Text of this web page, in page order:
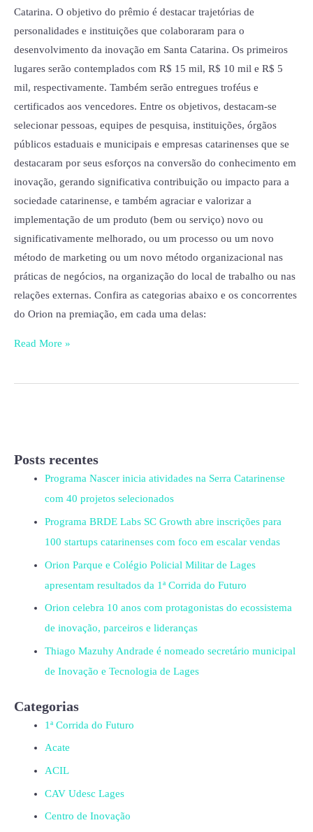
Catarina. O objetivo do prêmio é destacar trajetórias de
personalidades e instituições que colaboraram para o
desenvolvimento da inovação em Santa Catarina. Os primeiros
lugares serão contemplados com R$ 15 mil, R$ 10 mil e R$ 5
mil, respectivamente. Também serão entregues troféus e
certificados aos vencedores. Entre os objetivos, destacam-se
selecionar pessoas, equipes de pesquisa, instituições, órgãos
públicos estaduais e municipais e empresas catarinenses que se
destacaram por seus esforços na conversão do conhecimento em
inovação, gerando significativa contribuição ou impacto para a
sociedade catarinense, e também agraciar e valorizar a
implementação de um produto (bem ou serviço) novo ou
significativamente melhorado, ou um processo ou um novo
método de marketing ou um novo método organizacional nas
práticas de negócios, na organização do local de trabalho ou nas
relações externas. Confira as categorias abaixo e os concorrentes
do Orion na premiação, em cada uma delas:
Read More »
Posts recentes
Programa Nascer inicia atividades na Serra Catarinense
com 40 projetos selecionados
Programa BRDE Labs SC Growth abre inscrições para
100 startups catarinenses com foco em escalar vendas
Orion Parque e Colégio Policial Militar de Lages
apresentam resultados da 1ª Corrida do Futuro
Orion celebra 10 anos com protagonistas do ecossistema
de inovação, parceiros e lideranças
Thiago Mazuhy Andrade é nomeado secretário municipal
de Inovação e Tecnologia de Lages
Categorias
1ª Corrida do Futuro
Acate
ACIL
CAV Udesc Lages
Centro de Inovação